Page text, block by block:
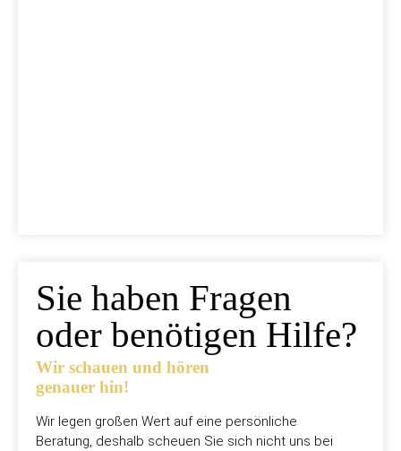
Sie haben Fragen
oder benötigen Hilfe?
Wir schauen und hören
genauer hin!
Wir legen großen Wert auf eine persönliche
Beratung, deshalb scheuen Sie sich nicht uns bei